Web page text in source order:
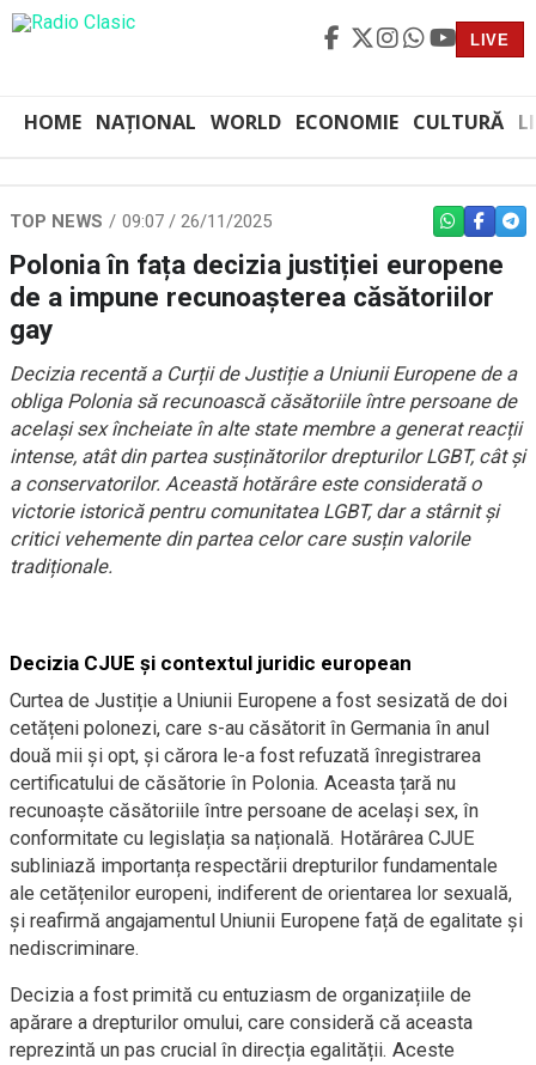
LIVE
HOME NAȚIONAL WORLD ECONOMIE CULTURĂ
TOP NEWS 09:07 / 26/11/2025 WHATSAPP
Polonia în fața decizia justiției europene
de a impune recunoașterea căsătoriilor
gay
Decizia recentă a Curții de Justiție a Uniunii Europene de a
obliga Polonia să recunoască căsătoriile între persoane de
același sex încheiate în alte state membre a generat reacții
intense, atât din partea susținătorilor drepturilor LGBT, cât și
a conservatorilor. Această hotărâre este considerată o
victorie istorică pentru comunitatea LGBT, dar a stârnit și
critici vehemente din partea celor care susțin valorile
tradiționale.
Decizia CJUE și contextul juridic european
Curtea de Justiție a Uniunii Europene a fost sesizată de doi
cetățeni polonezi, care s-au căsătorit în Germania în anul
două mii și opt, și cărora le-a fost refuzată înregistrarea
certificatului de căsătorie în Polonia. Aceasta țară nu
recunoaște căsătoriile între persoane de același sex, în
conformitate cu legislația sa națională. Hotărârea CJUE
subliniază importanța respectării drepturilor fundamentale
ale cetățenilor europeni, indiferent de orientarea lor sexuală,
și reafirmă angajamentul Uniunii Europene față de egalitate și
nediscriminare.
Decizia a fost primită cu entuziasm de organizațiile de
apărare a drepturilor omului, care consideră că aceasta
reprezintă un pas crucial în direcția egalității. Aceste